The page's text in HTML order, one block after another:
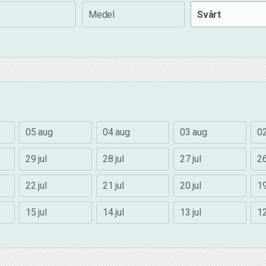
Medel Svårt
05 aug 04 aug 03 aug
29 jul 28 jul 27 jul
22 jul 21 jul 20 jul
15 jul 14 jul 13 jul